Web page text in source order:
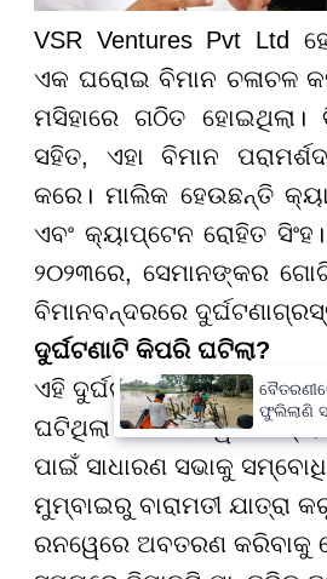
VSR Ventures Pvt Ltd
ଏକ ଘରୋଇ ବିମାନ ଚଳାଚଳ
ମସିହାରେ ଗଠିତ ହୋଇଥିଲା।
ସହିତ, ଏହା ବିମାନ
କରେ। ମାଲିକ ହେଉଛନ୍ତି
ଏବଂ କ୍ୟାପ୍ଟେନ ରୋହିତ
୨୦୨୩ରେ, ସେମାନଙ୍କର
ବିମାନବନ୍ଦରରେ
ଦୁର୍ଘଟଣାଟି କିପରି ଘଟିଲା?
ଏହି ଦୁର୍ଘଟଣା ସକାଳ ୮.୪୫ ରୁ
ଘଟିଥିଲା। ଅଜିତ ପାୱାର ଜିଲ୍ଲା
ପାଇଁ ସାଧାରଣ ସଭାକୁ
ମୁମ୍ବାଇରୁ ବାରାମତୀ ଯାତ୍ରା
ରନୱେରେ ଅବତରଣ କରିବାକୁ
ଫୁଲିଲାଣି
ବନ୍ୟା ଭୟ